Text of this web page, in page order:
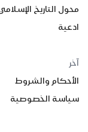
محول التاريخ الإسلامي
ادعية
آخر
الأحكام والشروط
سياسة الخصوصية